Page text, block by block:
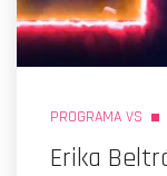
PROGRAMA VS
Erika